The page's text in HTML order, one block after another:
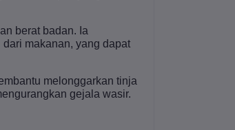
berat badan. Ia
makanan, yang dapat
melonggarkan tinja
gejala wasir.